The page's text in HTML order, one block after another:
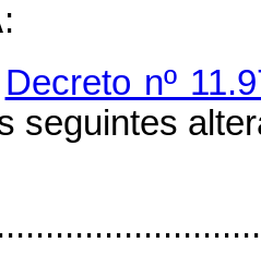
:
Decreto nº
seguintes